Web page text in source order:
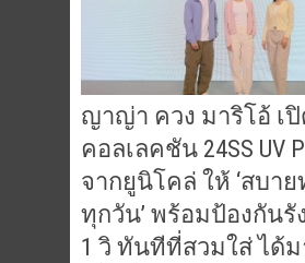
ญาญ่า ควง มาริโอ้ เ
คอลเลคชัน 24SS UV
จากยูนิโคล่ ให้ ‘สบา
ทุกวัน’ พร้อมป้องกันรั
1 วิ ทันทีที่สวมใส่ ได้ม